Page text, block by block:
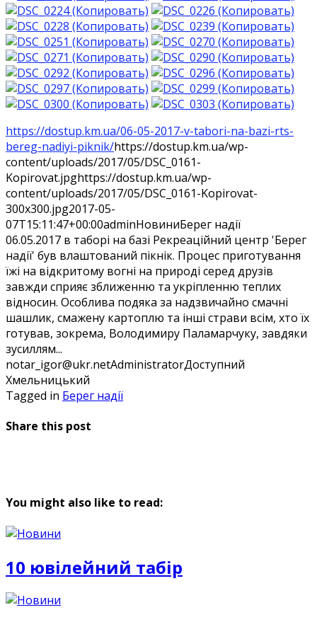
https://dostup.km.ua/06-05-2017-v-tabori-na-bazi-rts-
bereg-nadiyi-piknik/https://dostup.km.ua/wp-
content/uploads/2017/05/DSC_0161-
Kopirovat.jpghttps://dostup.km.ua/wp-
content/uploads/2017/05/DSC_0161-Kopirovat-
300x300.jpg2017-05-
07T15:11:47+00:00adminНовиниБерег надії
06.05.2017 в таборі на базі Рекреаційний центр 'Берег
надії' був влаштований пікнік. Процес приготування
їжі на відкритому вогні на природі серед друзів
завжди сприяє зближенню та укріпленню теплих
відносин. Особлива подяка за надзвичайно смачні
шашлик, смажену картоплю та інші страви всім, хто їх
готував, зокрема, Володимиру Паламарчуку, завдяки
зусиллям...
notar_igor@ukr.netAdministratorДоступний
Хмельницький
Tagged in Берег надії
Share this post
You might also like to read:
10 ювілейний табір